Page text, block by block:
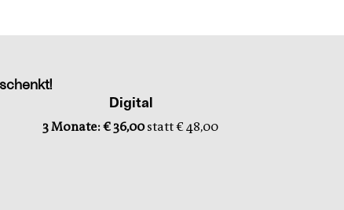
Digital
3 Monate: € 36,00statt € 48,00